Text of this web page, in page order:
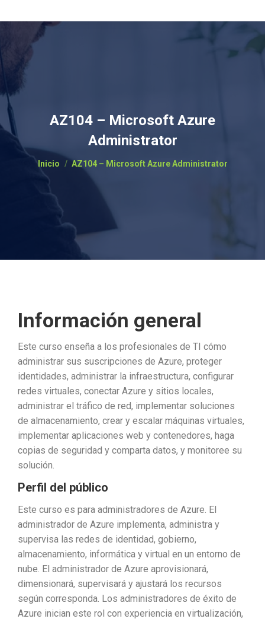
AZ104 – Microsoft Azure
Administrator
Estás aquí:
Inicio AZ104 – Microsoft Azure Administrator
Información general
Este curso enseña a los profesionales de TI cómo
administrar sus suscripciones de Azure, proteger
identidades, administrar la infraestructura, configurar
redes virtuales, conectar Azure y sitios locales,
administrar el tráfico de red, implementar soluciones
de almacenamiento, crear y escalar máquinas virtuales,
implementar aplicaciones web y contenedores, haga
copias de seguridad y comparta datos, y monitoree su
solución.
Perfil del público
Este curso es para administradores de Azure. El
administrador de Azure implementa, administra y
supervisa las redes de identidad, gobierno,
almacenamiento, informática y virtual en un entorno de
nube. El administrador de Azure aprovisionará,
dimensionará, supervisará y ajustará los recursos
según corresponda. Los administradores de éxito de
Azure inician este rol con experiencia en virtualización,